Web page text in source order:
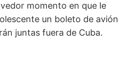
momento en que le
un boleto de avión
juntas fuera de Cuba.